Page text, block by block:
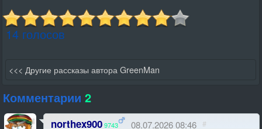
14 голосов
<<< Другие рассказы автора GreenMan
Комментарии 2
northex9009743 08.07.2026 08:46 #